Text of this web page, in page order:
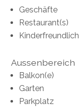
Geschäfte
Restaurant(s)
Kinderfreundlich
Aussenbereich
Balkon(e)
Garten
Parkplatz